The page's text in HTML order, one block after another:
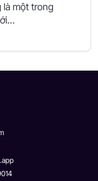
là một trong